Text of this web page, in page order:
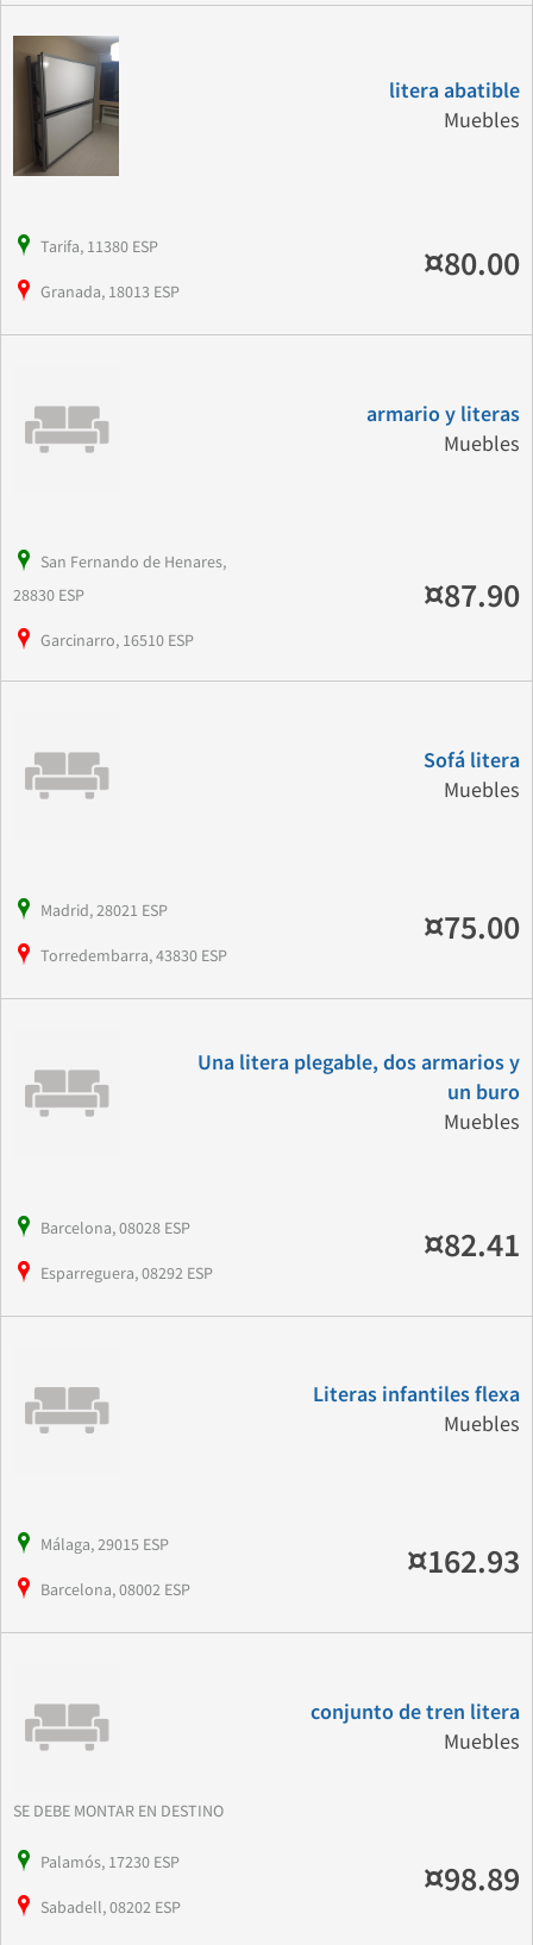
litera abatible
Muebles
Tarifa, 11380 ESP
Granada, 18013 ESP
¤80.00
armario y literas
Muebles
San Fernando de Henares,
28830 ESP
Garcinarro, 16510 ESP
¤87.90
Sofá litera
Muebles
Madrid, 28021 ESP
Torredembarra, 43830 ESP
¤75.00
Una litera plegable, dos armarios y
un buro
Muebles
Barcelona, 08028 ESP
Esparreguera, 08292 ESP
¤82.41
Literas infantiles flexa
Muebles
Málaga, 29015 ESP
Barcelona, 08002 ESP
¤162.93
conjunto de tren litera
Muebles
SE DEBE MONTAR EN DESTINO
Palamós, 17230 ESP
Sabadell, 08202 ESP
¤98.89